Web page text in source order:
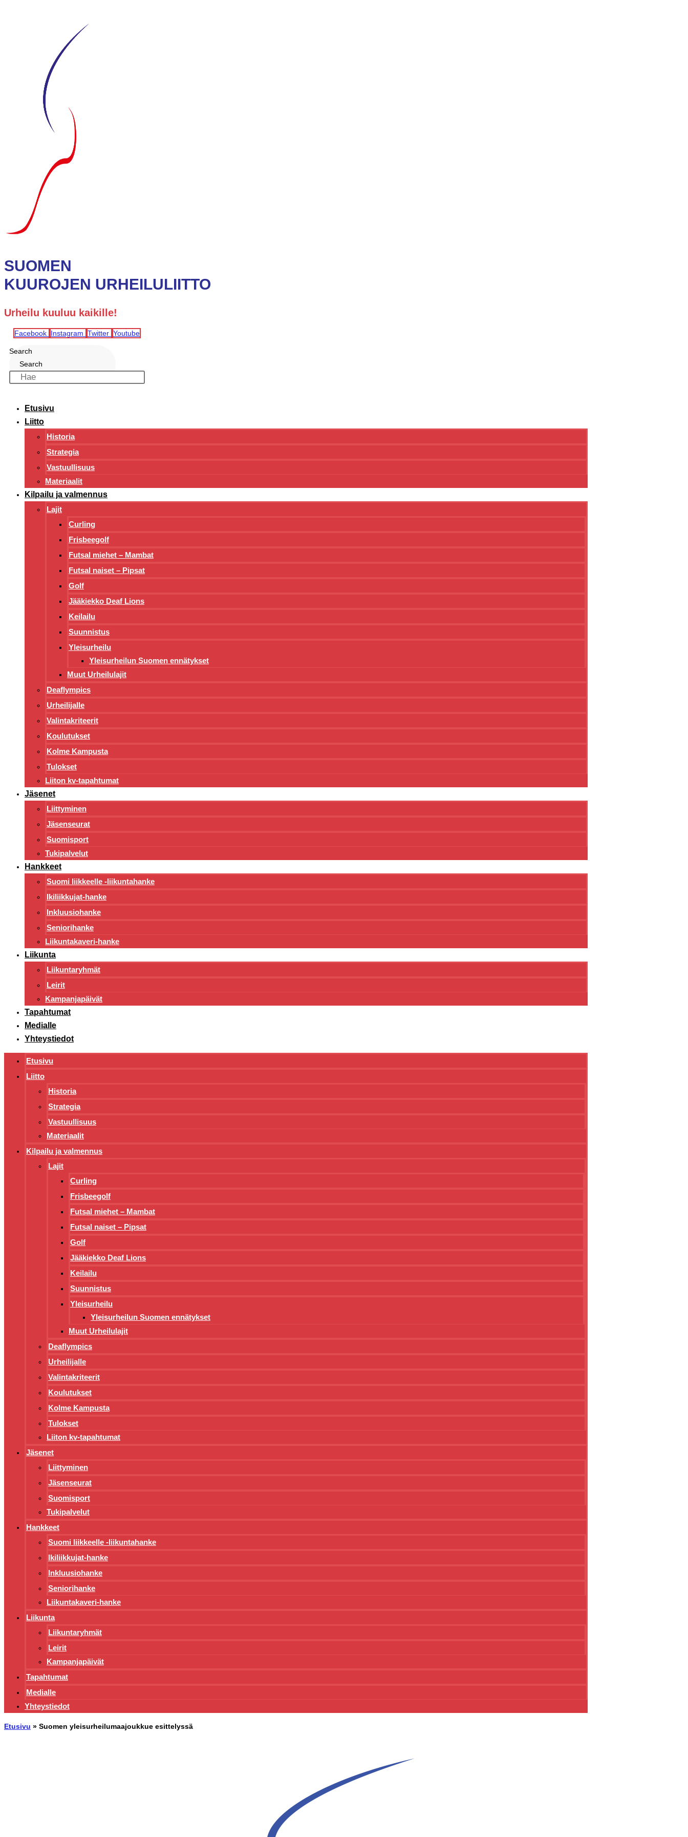
SUOMEN
KUUROJEN URHEILULIITTO
Urheilu kuuluu kaikille!
Facebook Instagram Twitter Youtube
Search
Search
Etusivu
Liitto
Historia
Strategia
Vastuullisuus
Materiaalit
Kilpailu ja valmennus
Lajit
Curling
Frisbeegolf
Futsal miehet – Mambat
Futsal naiset – Pipsat
Golf
Jääkiekko Deaf Lions
Keilailu
Suunnistus
Yleisurheilu
Yleisurheilun Suomen ennätykset
Muut Urheilulajit
Deaflympics
Urheilijalle
Valintakriteerit
Koulutukset
Kolme Kampusta
Tulokset
Liiton kv-tapahtumat
Jäsenet
Liittyminen
Jäsenseurat
Suomisport
Tukipalvelut
Hankkeet
Suomi liikkeelle -liikuntahanke
Ikiliikkujat-hanke
Inkluusiohanke
Seniorihanke
Liikuntakaveri-hanke
Liikunta
Liikuntaryhmät
Leirit
Kampanjapäivät
Tapahtumat
Medialle
Yhteystiedot
Etusivu
Liitto
Historia
Strategia
Vastuullisuus
Materiaalit
Kilpailu ja valmennus
Lajit
Curling
Frisbeegolf
Futsal miehet – Mambat
Futsal naiset – Pipsat
Golf
Jääkiekko Deaf Lions
Keilailu
Suunnistus
Yleisurheilu
Yleisurheilun Suomen ennätykset
Muut Urheilulajit
Deaflympics
Urheilijalle
Valintakriteerit
Koulutukset
Kolme Kampusta
Tulokset
Liiton kv-tapahtumat
Jäsenet
Liittyminen
Jäsenseurat
Suomisport
Tukipalvelut
Hankkeet
Suomi liikkeelle -liikuntahanke
Ikiliikkujat-hanke
Inkluusiohanke
Seniorihanke
Liikuntakaveri-hanke
Liikunta
Liikuntaryhmät
Leirit
Kampanjapäivät
Tapahtumat
Medialle
Yhteystiedot
Etusivu » Suomen yleisurheilumaajoukkue esittelyssä